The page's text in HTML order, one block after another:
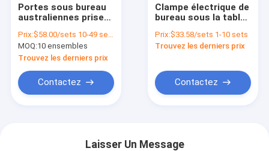
Portes sous bureau
australiennes prise
encastrée 10A
Prix:$58.00/sets 10-49 sets
MOQ:10 ensembles
Trouvez les derniers prix
Contactez
Clampe électrique de
bureau sous la table
d'alimentation
Prix:$33.58/sets 1-10 sets
Trouvez les derniers prix
Contactez
Laisser Un Message